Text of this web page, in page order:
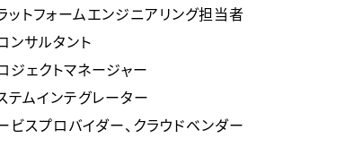
ットフォームエンジニアリング担当者
ンサルタント
ジェクトマネージャー
テムインテグレーター
ビスプロバイダー、クラウドベンダー